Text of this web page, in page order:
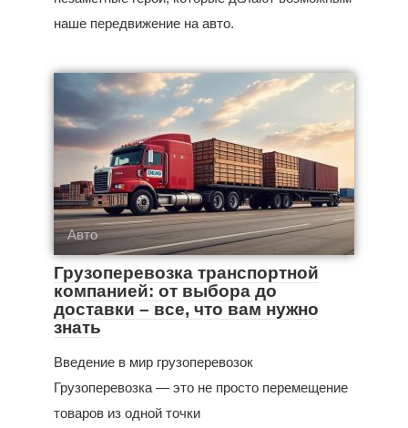
наше передвижение на авто.
Авто
Грузоперевозка транспортной
компанией: от выбора до
доставки – все, что вам нужно
знать
Введение в мир грузоперевозок
Грузоперевозка — это не просто перемещение
товаров из одной точки